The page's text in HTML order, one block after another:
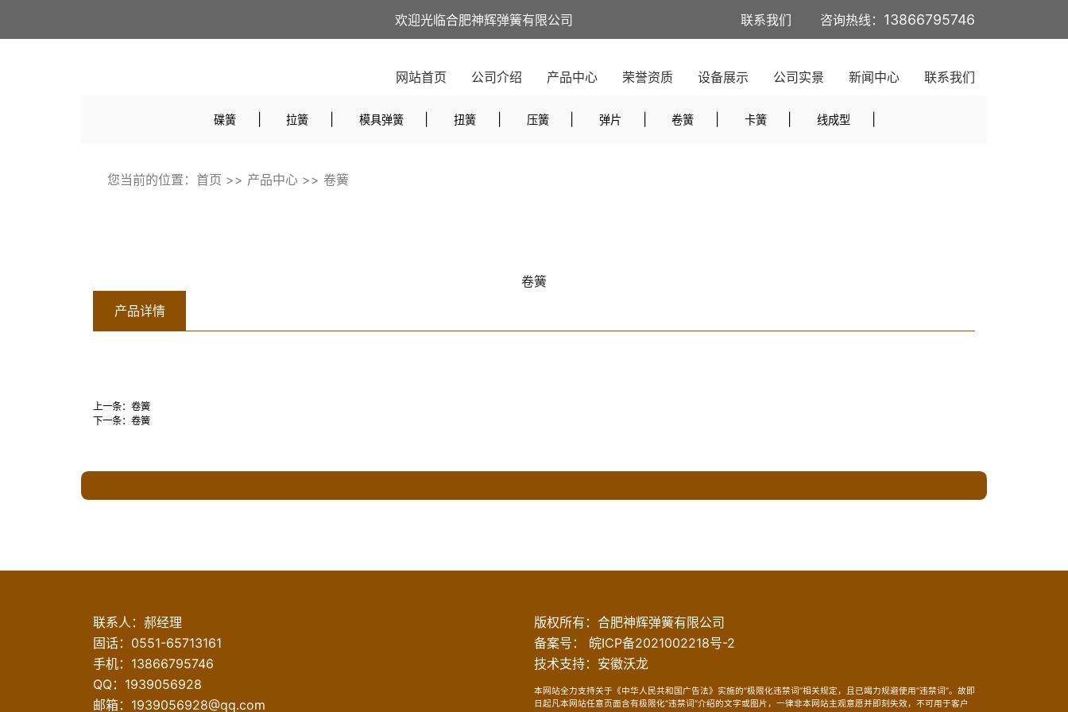
欢迎光临合肥神辉弹簧有限公司 联系我们 咨询热线： 13866795746
网站首页 公司介绍 产品中心 荣誉资质 设备展示 公司实景 新闻中心 联系我们
碟簧 拉簧 模具弹簧 扭簧 压簧 弹片 卷簧 卡簧 线成型
您当前的位置： 首页 >> 产品中心>> 卷簧
卷簧
产品详情
上一条： 卷簧
下一条： 卷簧
联系人：郝经理
固话： 0551-65713161
手机： 13866795746
QQ：1939056928
邮箱： 1939056928@qq.com
版权所有： 合肥神辉弹簧有限公司
备案号：
皖ICP备2021002218号-2
技术支持： 安徽沃龙
本网站全力支持关于《中华人民共和国广告法》实施的“极限化违禁词”相关规定，且已竭力规避使用“违禁词”。故即
日起凡本网站任意页面含有极限化“违禁词”介绍的文字或图片，一律非本网站主观意愿并即刻失效，不可用于客户